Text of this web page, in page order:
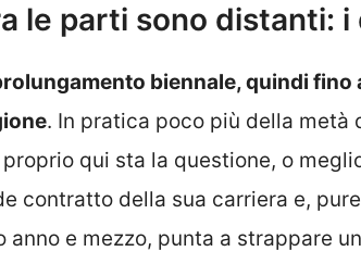
le parti sono distanti:
biennale, quindi
. In pratica poco più della metà
qui sta la questione, o
contratto della sua carriera e,
anno e mezzo, punta a strappare